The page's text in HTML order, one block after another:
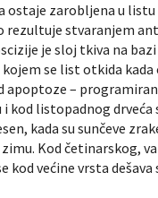
ostaje zarobljena u
rezultuje stvaranjem
je sloj tkiva na
se list otkida kada
apoptoze –
kod listopadnog drveća
kada su sunčeve
Kod četinarskog,
kod većine vrsta